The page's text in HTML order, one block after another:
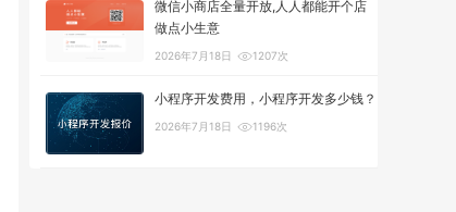
微信小商店全量开放,人人都能开个店
做点小生意
2026年7月18日 1207次
小程序开发费用，小程序开发多少钱？
2026年7月18日 1196次